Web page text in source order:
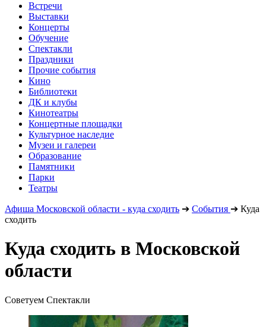
Встречи
Выставки
Концерты
Обучение
Спектакли
Праздники
Прочие события
Кино
Библиотеки
ДК и клубы
Кинотеатры
Концертные площадки
Культурное наследие
Музеи и галереи
Образование
Памятники
Парки
Театры
Афиша Московской области - куда сходить ➔ События ➔ Куда
сходить
Куда сходить в Московской
области
Советуем Спектакли